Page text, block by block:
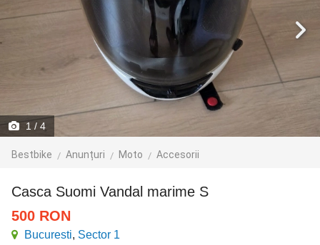
1 / 4
Bestbike Anunțuri Moto Accesorii
Casca Suomi Vandal marime S
500 RON
Bucuresti, Sector 1